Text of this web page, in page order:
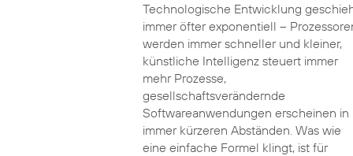
Technologische Entwicklung
immer öfter exponentiell –
werden immer schneller und kleiner,
künstliche Intelligenz steuert immer
mehr Prozesse,
gesellschaftsverändernde
Softwareanwendungen erscheinen in
immer kürzeren Abständen. Was wie
eine einfache Formel klingt, ist für